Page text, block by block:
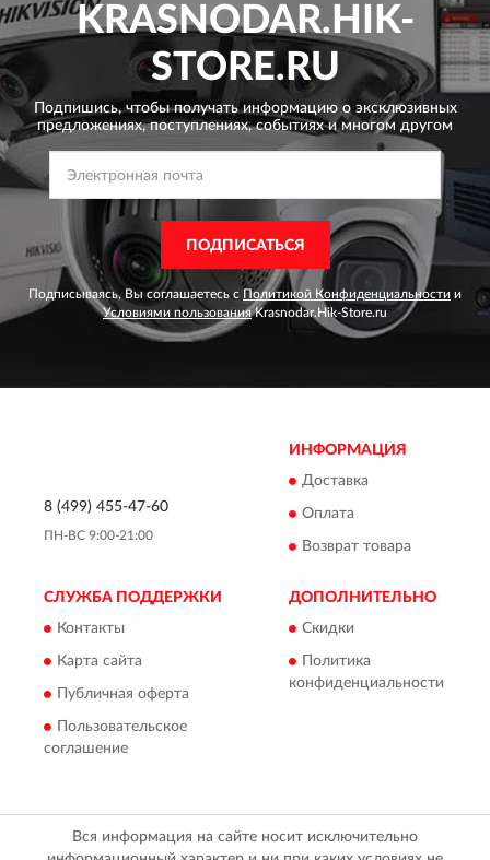
KRASNODAR.HIK-
STORE.RU
Подпишись, чтобы получать информацию о эксклюзивных
предложениях,поступлениях, событиях и многом другом
ПОДПИСАТЬСЯ
Подписываясь, Вы соглашаетесь с Политикой Конфиденциальности и
Условиями пользованияKrasnodar.Hik-Store.ru
8 (499) 455-47-60
ПН-ВС 9:00-21:00
ИНФОРМАЦИЯ
Доставка
Оплата
Возврат товара
СЛУЖБА ПОДДЕРЖКИ
Контакты
Карта сайта
Публичная оферта
Пользовательское
соглашение
ДОПОЛНИТЕЛЬНО
Скидки
Политика
конфиденциальности
Вся информация на сайте носит исключительно